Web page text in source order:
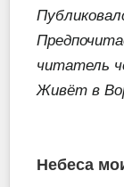
читатель
Живёт в
Небеса